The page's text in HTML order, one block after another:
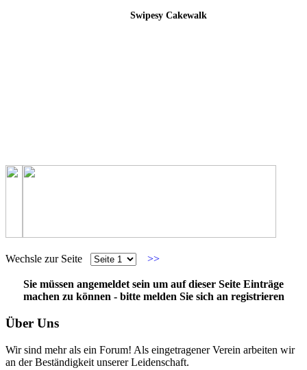
Swipesy Cakewalk
Wechsle zur Seite >>
Sie müssen angemeldet sein um auf dieser Seite Einträge
machen zu können - bitte melden Sie sich an registrieren
Über Uns
Wir sind mehr als ein Forum! Als eingetragener Verein arbeiten wir
an der Beständigkeit unserer Leidenschaft.